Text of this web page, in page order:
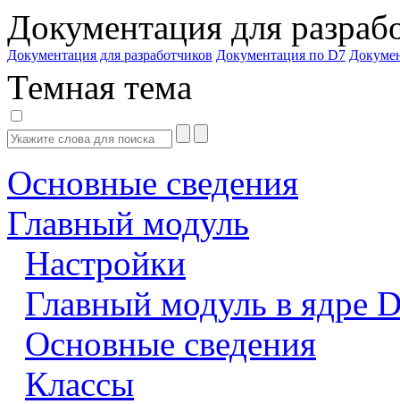
Документация для
Документация для разработчиков Документация по D7
Темная тема
Основные сведения
Главный модуль
Настройки
Главный модуль в ядре
Основные сведения
Классы